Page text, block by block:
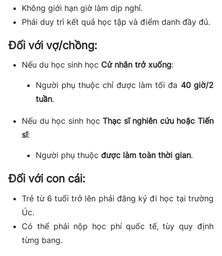
Không giới hạn giờ làm dịp nghỉ.
Phải duy trì kết quả học tập và điểm danh đầy đủ.
Đối với vợ/chồng:
Nếu du học sinh học Cử nhân trở xuống:
Người phụ thuộc chỉ được làm tối đa 40 giờ/2
tuần.
Nếu du học sinh họcThạc sĩ nghiên cứu hoặc Tiến
sĩ:
Người phụ thuộc được làm toàn thời gian.
Đối với con cái:
Trẻ từ 6 tuổi trở lên phải đăng ký đi học tại trường
Úc.
Có thể phải nộp học phí quốc tế, tùy quy định
từng bang.